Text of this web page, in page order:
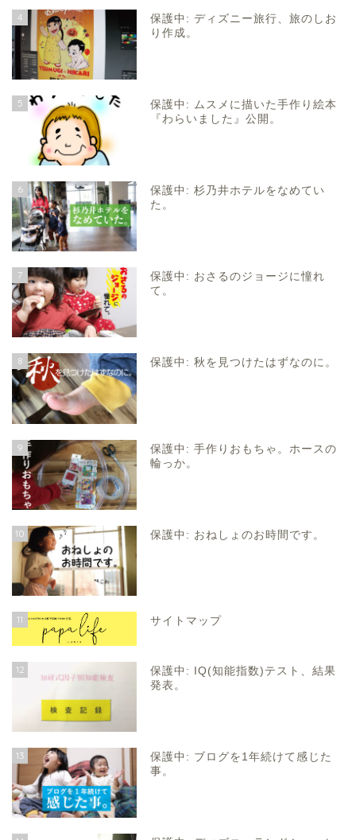
4
保護中: ディズニー旅行、旅のしお
り作成。
5
保護中: ムスメに描いた手作り絵本
『わらいました』公開。
6
保護中: 杉乃井ホテルをなめてい
た。
7
保護中: おさるのジョージに憧れ
て。
8 保護中: 秋を見つけたはずなのに。
9
保護中: 手作りおもちゃ。ホースの
輪っか。
10 保護中: おねしょのお時間です。
11 サイトマップ
12
保護中: IQ(知能指数)テスト、結果
発表。
13
保護中: ブログを1年続けて感じた
事。